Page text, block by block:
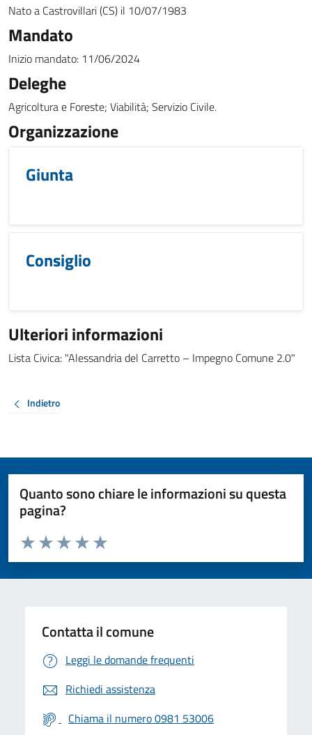
Nato a Castrovillari (CS) il 10/07/1983
Mandato
Inizio mandato: 11/06/2024
Deleghe
Agricoltura e Foreste; Viabilità; Servizio Civile.
Organizzazione
Giunta
Consiglio
Ulteriori informazioni
Lista Civica: "Alessandria del Carretto – Impegno Comune 2.0"
Indietro
Quanto sono chiare le informazioni su questa
pagina?
Valuta da 1 a 5 stelle la pagina
Valuta 5 stelle su 5
Valuta 4 stelle su 5
Valuta 3 stelle su 5
Valuta 2 stelle su 5
Valuta 1 stelle su 5
Contatta il comune
Leggi le domande frequenti
Richiedi assistenza
Chiama il numero 0981 53006